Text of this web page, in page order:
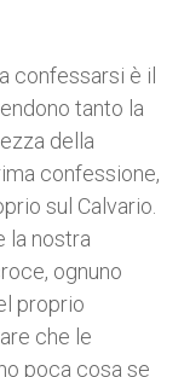
confessarsi è il
tanto la
della
confessione,
sul Calvario.
la nostra
ognuno
proprio
che le
poca cosa se